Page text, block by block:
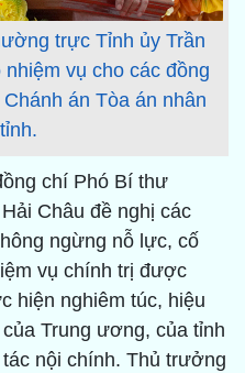
trực Tỉnh ủy Trần
vụ cho các đồng
án Tòa án nhân
chí Phó Bí thư
Châu đề nghị các
ngừng nỗ lực, cố
vụ chính trị được
hiện nghiêm túc, hiệu
Trung ương, của tỉnh
nội chính. Thủ trưởng